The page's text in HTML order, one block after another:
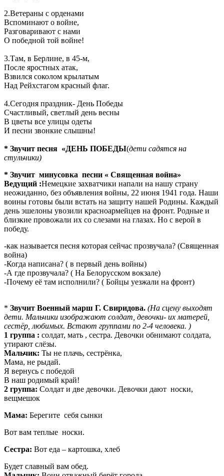
2.Ветераны с орденами
Вспоминают о войне,
Разговаривают с нами
О победной той войне!
3.Там, в Берлине, в 45-м,
После яростных атак,
Взвился соколом крылатым
Над Рейхстагом красный флаг.
4.Сегодня праздник- День Победы
Счастливый, светлый день весны
В цветы все улицы одеты
И песни звонкие слышны!
* Звучит песня «ДЕНЬ ПОБЕДЫ(дети садятся на
стульчики)
* Звучит минусовка песни « Священная война»
Ведущий :Немецкие захватчики напали на нашу страну
неожиданно, без объявления войны, 22 июня 1941 года. Наши
воины готовы были встать на защиту нашей Родины. Каждый
день эшелоны увозили красноармейцев на фронт. Родные и
близкие провожали их со слезами на глазах. Но с верой в
победу.
-как называется песня которая сейчас прозвучала? (Священная
война)
-Когда написана? ( в первый день войны)
-А где прозвучала? ( На Белорусском вокзале)
-Почему её там исполнили? ( Бойцы уезжали на фронт)
* Звучит Военный марш Г. Свиридова. (На сцену выходят
дети. Мальчики изображают солдат, девочки- их матерей,
сестёр, любимых. Встают группами по 2-4 человека. )
1 группа : солдат, мать , сестра. Девочки обнимают солдата,
утирают слёзы.
Мальчик: Ты не плачь, сестрёнка,
Мама, не рыдай.
Я вернусь с победой
В наш родимый край!
2 группа: Солдат и две девочки. Девочки дают носки,
вещмешок
Мама: Берегите себя сынки
Вот вам теплые носки.
Сестра: Вот еда – картошка, хлеб
Будет славный вам обед.